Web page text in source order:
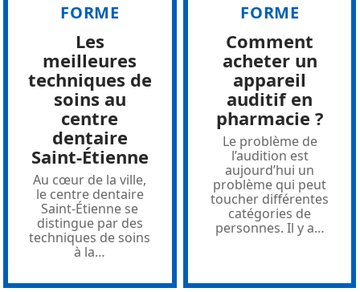
FORME
Les
meilleures
techniques de
soins au
centre
dentaire
Saint-Étienne
Au cœur de la ville,
le centre dentaire
Saint-Étienne se
distingue par des
techniques de soins
à la…
FORME
Comment
acheter un
appareil
auditif en
pharmacie ?
Le problème de
l’audition est
aujourd’hui un
problème qui peut
toucher différentes
catégories de
personnes. Il y a…